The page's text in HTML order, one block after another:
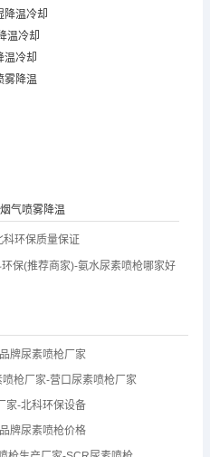
降温冷却
温冷却
温冷却
雾降温
气喷雾降温
环保质量保证
保(推荐商家)-氨水尿素喷枪哪家好
牌尿素喷枪厂家
枪厂家-营口尿素喷枪厂家
家-北科环保设备
牌尿素喷枪价格